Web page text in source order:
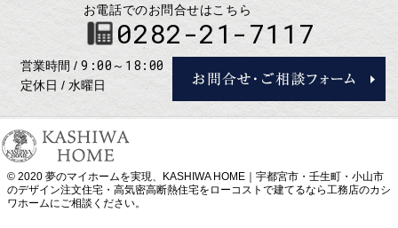
お電話でのお問合せはこちら
0282-21-7117
営業時間 9:00～18:00
定休日 水曜日
© 2020 夢のマイホームを実現、
KASHIWA HOME｜宇都宮市・壬生町・小山市
のデザイン注文住宅・高気密高断熱住宅をローコストで建てるなら工務店のカシ
ワホームにご相談ください。